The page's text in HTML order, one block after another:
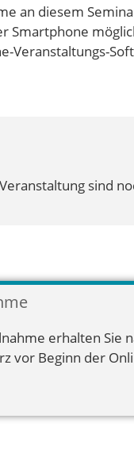
an diesem
Smartphone
Veranstaltungs-
sind
erhalten Sie
vor Beginn der